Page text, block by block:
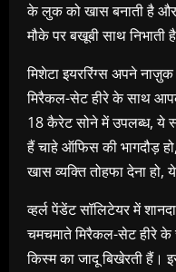
के लुक को खास बनाती है और
मौके पर बखूबी साथ निभाती
मिशेटा इयररिंग्स अपने
मिरैकल-सेट हीरे के साथ
18 कैरेट सोने में उपलब्ध, ये
हैं चाहे ऑफिस की भागदौड़
खास व्यक्ति तोहफा देना हो,
व्हर्ल पेंडेंट सॉलिटेयर में
चमचमाते मिरैकल-सेट हीरे के
किस्म का जादू बिखेरती हैं।